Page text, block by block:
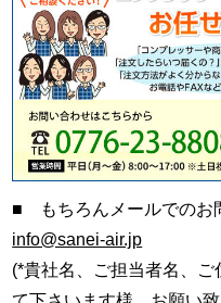
■ もちろんメールでの
info@sanei-air.jp
(*貴社名、ご担当者名、